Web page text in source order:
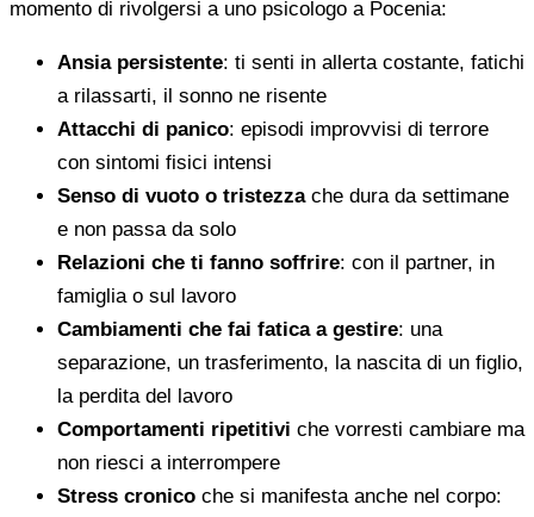
momento di rivolgersi a uno psicologo a Pocenia:
Ansia persistente: ti senti in allerta costante, fatichi
a rilassarti, il sonno ne risente
Attacchi di panico: episodi improvvisi di terrore
con sintomi fisici intensi
Senso di vuoto o tristezzache dura da settimane
e non passa da solo
Relazioni che ti fanno soffrire: con il partner, in
famiglia o sul lavoro
Cambiamenti che fai fatica a gestire: una
separazione, un trasferimento, la nascita di un figlio,
la perdita del lavoro
Comportamenti ripetitivi che vorresti cambiare ma
non riesci a interrompere
Stress cronico che si manifesta anche nel corpo: